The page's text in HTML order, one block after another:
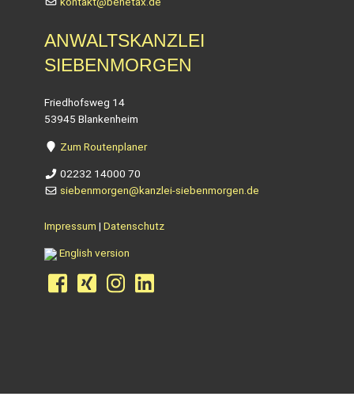
ANWALTSKANZLEI
SIEBENMORGEN
Friedhofsweg 14
53945 Blankenheim
Zum Routenplaner
02232 14000 70
siebenmorgen@kanzlei-siebenmorgen.de
Impressum | Datenschutz
English version